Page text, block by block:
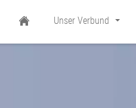
Unser Verbund